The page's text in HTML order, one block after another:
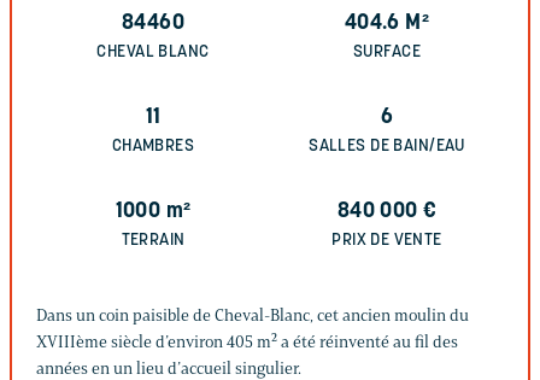
84460
CHEVAL BLANC
404.6 M²
SURFACE
11
CHAMBRES
6
SALLES DE BAIN/EAU
1000 m²
TERRAIN
840 000 €
PRIX DE VENTE
Dans un coin paisible de Cheval-Blanc, cet ancien moulin du
XVIIIème siècle d’environ 405 m² a été réinventé au fil des
années en un lieu d’accueil singulier.